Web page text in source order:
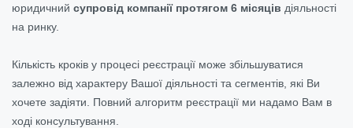
юридичний супровід компанії протягом 6 місяців діяльності
на ринку.
Кількість кроків у процесі реєстрації може збільшуватися
залежно від характеру Вашої діяльності та сегментів, які Ви
хочете задіяти. Повний алгоритм реєстрації ми надамо Вам в
ході консультування.